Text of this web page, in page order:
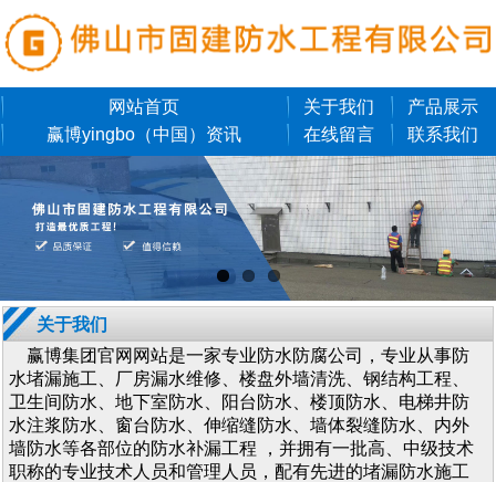
网站首页 关于我们
产品展示
赢博yingbo（中国）资讯
在线留言 联系我们
关于我们
赢博集团官网网站是一家专业防水防腐公司，专业从事防
水堵漏施工、厂房漏水维修、楼盘外墙清洗、钢结构工程、
卫生间防水、地下室防水、阳台防水、楼顶防水、电梯井防
水注浆防水、窗台防水、伸缩缝防水、墙体裂缝防水、内外
墙防水等各部位的防水补漏工程 ，并拥有一批高、中级技术
职称的专业技术人员和管理人员，配有先进的堵漏防水施工